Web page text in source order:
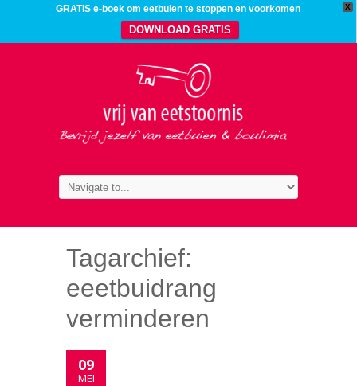
X
GRATIS e-boek om eetbuien te stoppen en voorkomen
DOWNLOAD GRATIS
Tagarchief:
eeetbuidrang
verminderen
09
MEI